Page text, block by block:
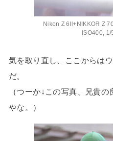
Nikon Z 6II+NIKKOR Z
ISO400,
気を取り直し、ここからは
だ。
（つーか↓この写真、兄貴
やな。）